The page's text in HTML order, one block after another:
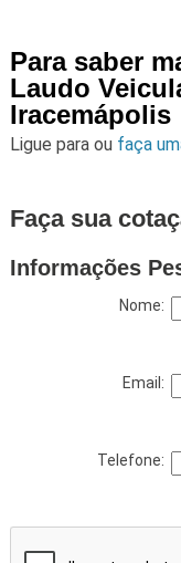
Para saber
Laudo
Iracemápolis
Ligue para ou faça
Faça sua
Informações
Nome:
Email:
Telefone: